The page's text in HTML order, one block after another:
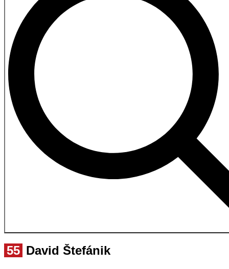
55 David Štefánik